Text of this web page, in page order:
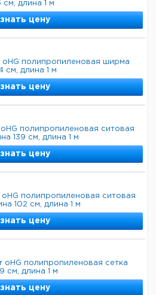
длина 1 м
цену
oHG полипропиленовая ширма
см, длина 1 м
цену
полипропиленовая ситовая
139 см, длина 1 м
цену
полипропиленовая ситовая
102 см, длина 1 м
цену
oHG полипропиленовая сетка
см, длина 1 м
цену